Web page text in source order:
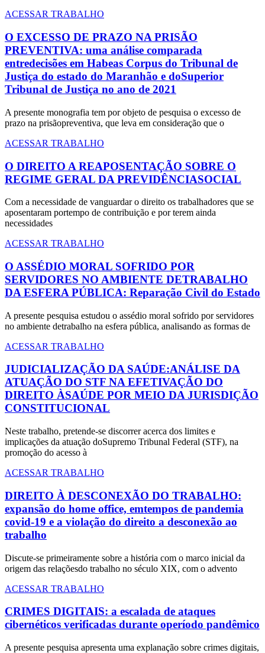
ACESSAR TRABALHO
O EXCESSO DE PRAZO NA PRISÃO
PREVENTIVA: uma análise comparada
entredecisões em Habeas Corpus do Tribunal de
Justiça do estado do Maranhão e doSuperior
Tribunal de Justiça no ano de 2021
A presente monografia tem por objeto de pesquisa o excesso de
prazo na prisãopreventiva, que leva em consideração que o
ACESSAR TRABALHO
O DIREITO A REAPOSENTAÇÃO SOBRE O
REGIME GERAL DA PREVIDÊNCIASOCIAL
Com a necessidade de vanguardar o direito os trabalhadores que se
aposentaram portempo de contribuição e por terem ainda
necessidades
ACESSAR TRABALHO
O ASSÉDIO MORAL SOFRIDO POR
SERVIDORES NO AMBIENTE DETRABALHO
DA ESFERA PÚBLICA: Reparação Civil do Estado
A presente pesquisa estudou o assédio moral sofrido por servidores
no ambiente detrabalho na esfera pública, analisando as formas de
ACESSAR TRABALHO
JUDICIALIZAÇÃO DA SAÚDE:ANÁLISE DA
ATUAÇÃO DO STF NA EFETIVAÇÃO DO
DIREITO ÀSAÚDE POR MEIO DA JURISDIÇÃO
CONSTITUCIONAL
Neste trabalho, pretende-se discorrer acerca dos limites e
implicações da atuação doSupremo Tribunal Federal (STF), na
promoção do acesso à
ACESSAR TRABALHO
DIREITO À DESCONEXÃO DO TRABALHO:
expansão do home office, emtempos de pandemia
covid-19 e a violação do direito a desconexão ao
trabalho
Discute-se primeiramente sobre a história com o marco inicial da
origem das relaçõesdo trabalho no século XIX, com o advento
ACESSAR TRABALHO
CRIMES DIGITAIS: a escalada de ataques
cibernéticos verificadas durante operíodo pandêmico
A presente pesquisa apresenta uma explanação sobre crimes digitais,